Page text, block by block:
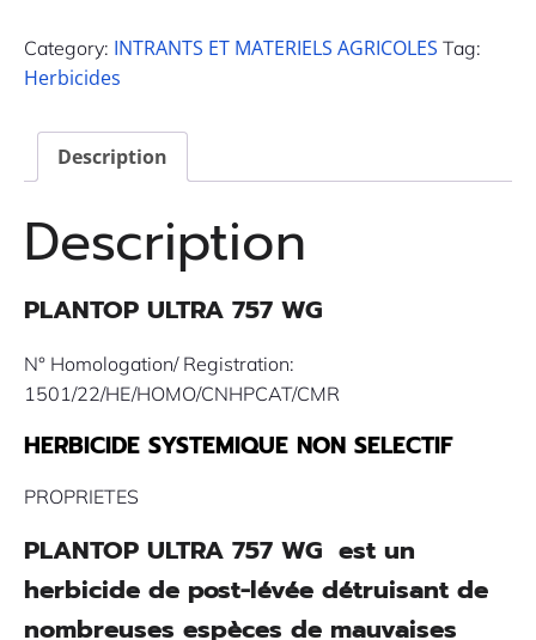
Category: INTRANTS ET MATERIELS AGRICOLES Tag:
Herbicides
Description
Description
PLANTOP ULTRA 757 WG
N° Homologation/ Registration:
1501/22/HE/HOMO/CNHPCAT/CMR
HERBICIDE SYSTEMIQUE NON SELECTIF
PROPRIETES
PLANTOP ULTRA 757 WG est un
herbicide de post-lévée détruisant de
nombreuses espèces de mauvaises